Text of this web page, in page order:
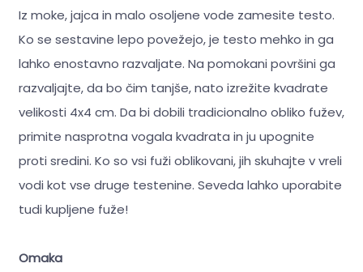
Iz moke, jajca in malo osoljene vode zamesite testo.
Ko se sestavine lepo povežejo, je testo mehko in ga
lahko enostavno razvaljate. Na pomokani površini ga
razvaljajte, da bo čim tanjše, nato izrežite kvadrate
velikosti 4x4 cm. Da bi dobili tradicionalno obliko fužev,
primite nasprotna vogala kvadrata in ju upognite
proti sredini. Ko so vsi fuži oblikovani, jih skuhajte v vreli
vodi kot vse druge testenine. Seveda lahko uporabite
tudi kupljene fuže!
Omaka